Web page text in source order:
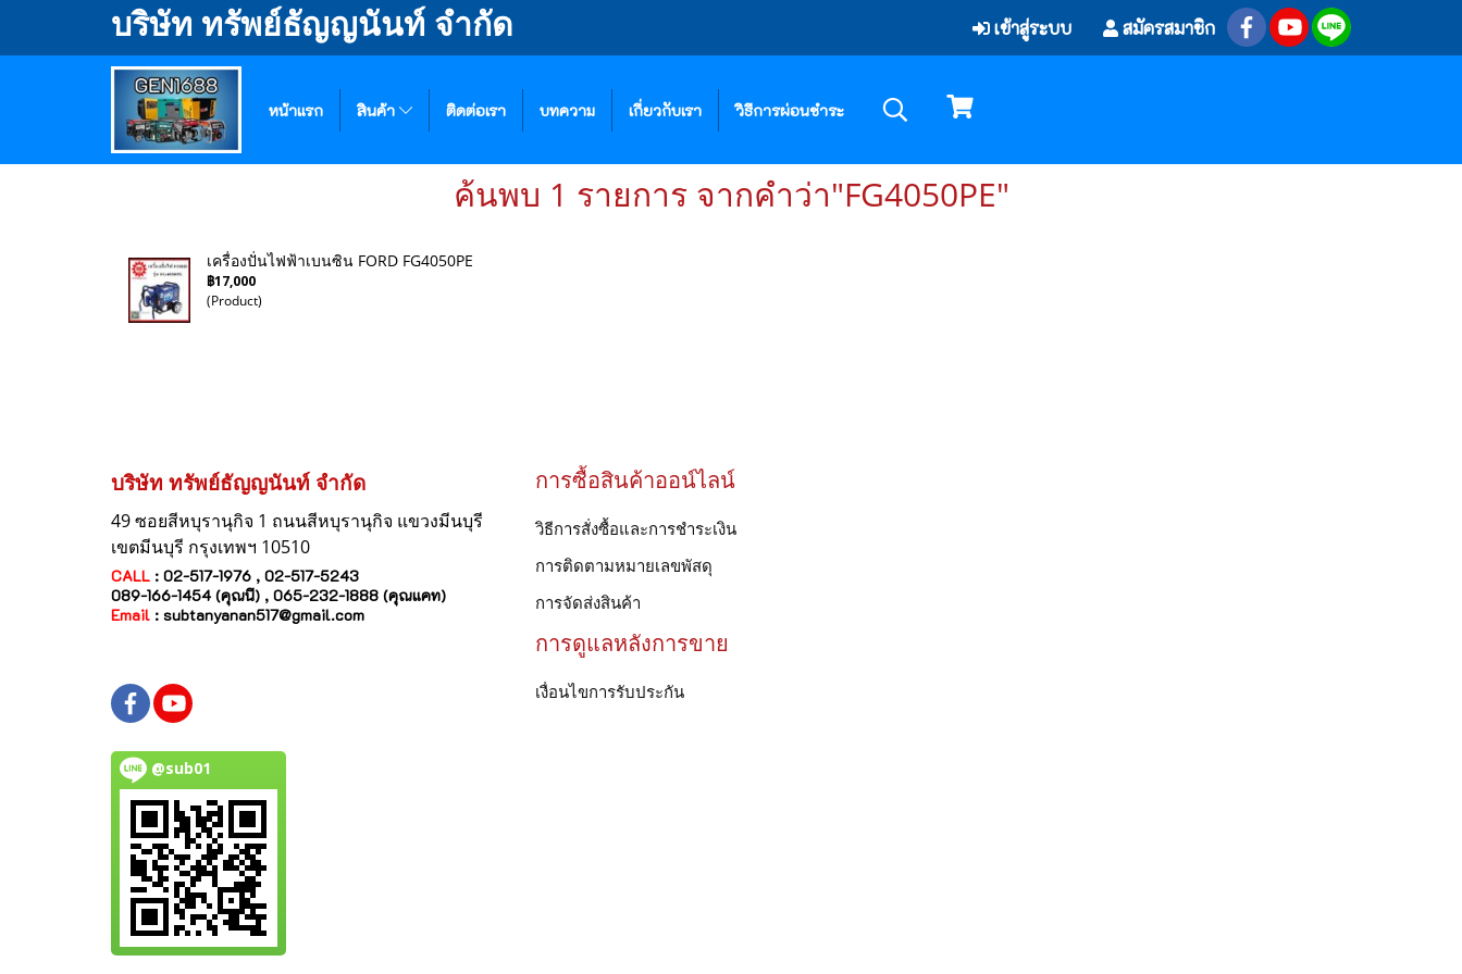
บริษัท ทรัพย์ธัญญนันท์ จำกัด เข้าสู่ระบบ สมัครสมาชิก
หน้าแรก สินค้า ติดต่อเรา บทความ เกี่ยวกับเรา วิธีการผ่อนชำระ
ค้นพบ 1 รายการ จากคำว่า"FG4050PE"
เครื่องปั่นไฟฟ้าเบนซิน FORD FG4050PE
฿17,000
(Product)
บริษัท ทรัพย์ธัญญนันท์ จำกัด
49 ซอยสีหบุรานุกิจ 1 ถนนสีหบุรานุกิจ แขวงมีนบุรี
เขตมีนบุรี กรุงเทพฯ 10510
CALL : 02-517-1976 , 02-517-5243
089-166-1454 (คุณนี) , 065-232-1888 (คุณแคท)
Email : subtanyanan517@gmail.com
@sub01
การซื้อสินค้าออน์ไลน์
วิธีการสั่งซื้อและการชำระเงิน
การติดตามหมายเลขพัสดุ
การจัดส่งสินค้า
การดูแลหลังการขาย
เงื่อนไขการรับประกัน